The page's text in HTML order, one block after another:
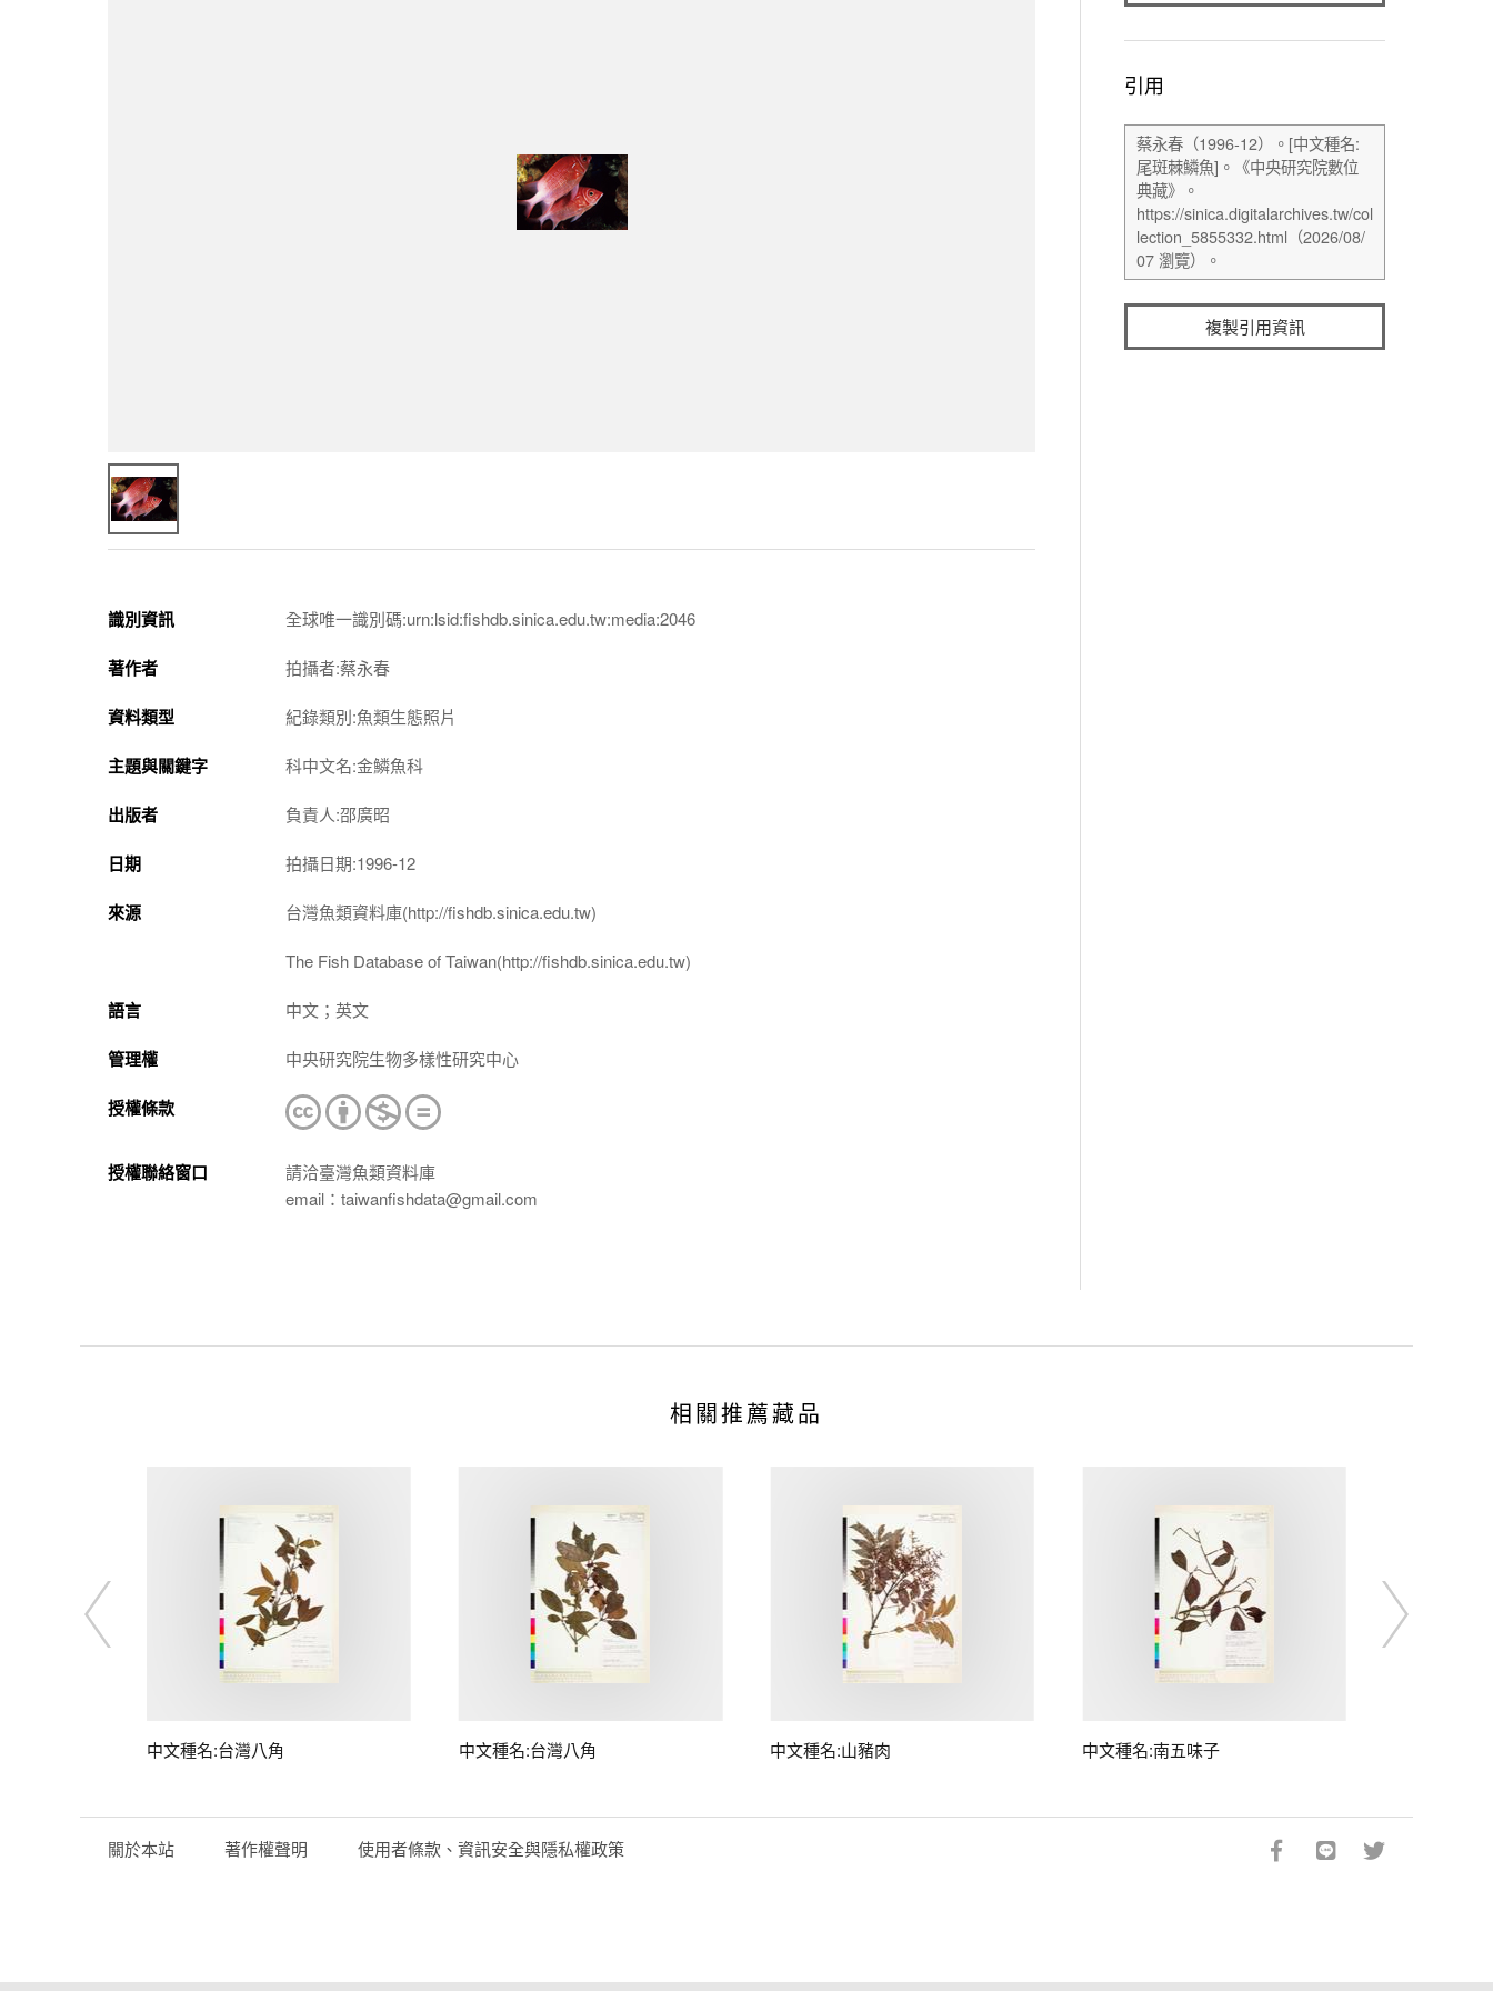
識別資訊 全球唯一識別碼:urn:lsid:fishdb.sinica.edu.tw:media:2046
著作者 拍攝者:蔡永春
資料類型 紀錄類別:魚類生態照片
主題與關鍵字 科中文名:金鱗魚科
出版者 負責人:邵廣昭
日期 拍攝日期:1996-12
來源 台灣魚類資料庫(http://fishdb.sinica.edu.tw)
The Fish Database of Taiwan(http://fishdb.sinica.edu.tw)
語言 中文；英文
管理權 中央研究院生物多樣性研究中心
授權條款
授權聯絡窗口
請洽臺灣魚類資料庫
email：taiwanfishdata@gmail.com
引用
複製引用資訊
相關推薦藏品
中文種名:台灣八角 中文種名:台灣八角 中文種名:山豬肉 中文種名:南五味子
關於本站 著作權聲明 使用者條款、資訊安全與隱私權政策